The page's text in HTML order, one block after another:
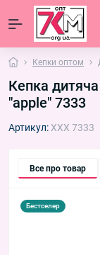
Кепки оптом
Кепка
"apple" 7333
Артикул:XXX 7333
Все про товар
Бестселер